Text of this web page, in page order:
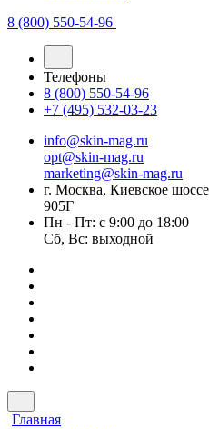
8 (800) 550-54-96
Телефоны
8 (800) 550-54-96
+7 (495) 532-03-23
info@skin-mag.ru
opt@skin-mag.ru
marketing@skin-mag.ru
г. Москва, Киевское
905Г
Пн - Пт: с 9:00 до 18:00
Сб, Вс: выходной
Главная